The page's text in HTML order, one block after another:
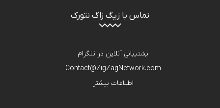
تماس با زیگ زاگ نتورک
پشتیبانی آنلاین در تلگرام
Contact@ZigZagNetwork.com
اطلاعات بیشتر